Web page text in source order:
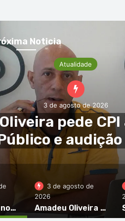
Noticia
Social
3 de agosto de 2026
VBG
na
Elton Santos nomeado diretor nacional-adjunto da Polícia Judiciária
3 de agosto de
2026
Amadeu Oliveira pede CPI à atuação do Ministério Público e audição de Procurador Nilton Moniz